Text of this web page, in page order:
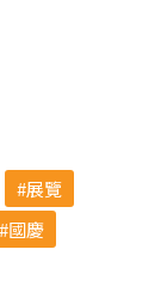
展覽
國慶